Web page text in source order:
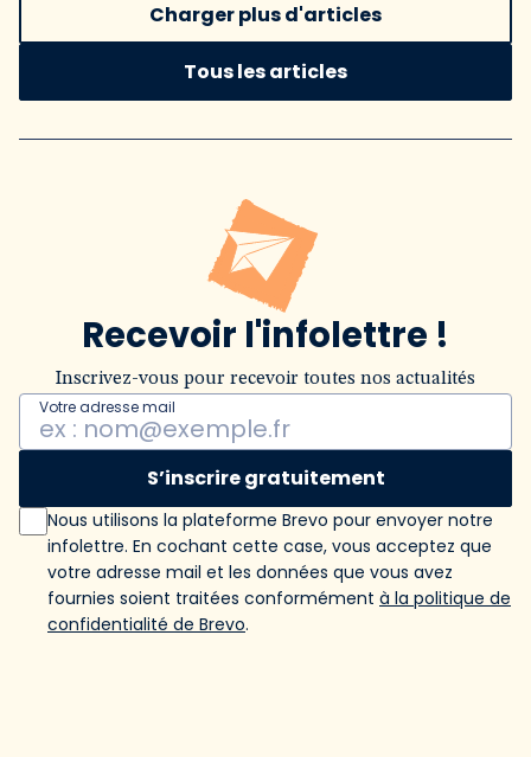
Charger plus d'articles
Tous les articles
Recevoir l'infolettre !
Inscrivez-vous pour recevoir toutes nos actualités
Votre adresse mail
S’inscrire gratuitement
Nous utilisons la plateforme Brevo pour envoyer notre
infolettre. En cochant cette case, vous acceptez que
votre adresse mail et les données que vous avez
fournies soient traitées conformément à la politique de
confidentialité de Brevo.